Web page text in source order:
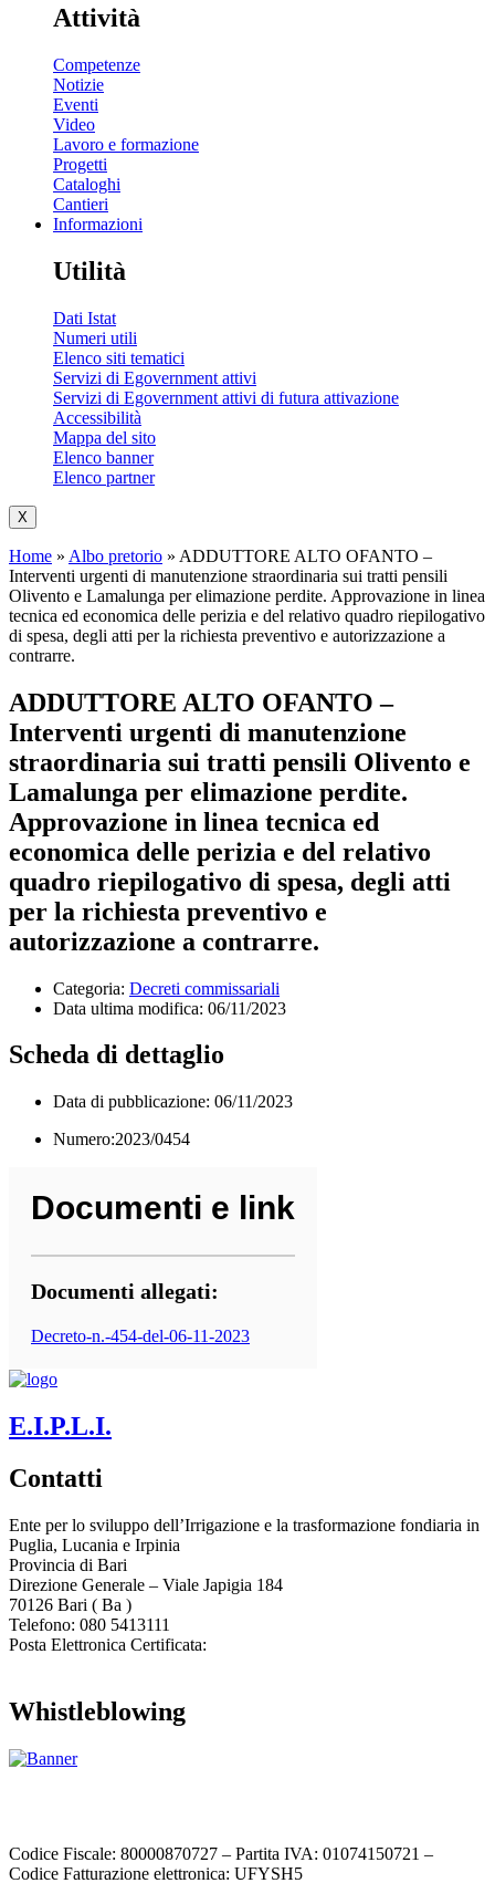
Attività
Competenze
Notizie
Eventi
Video
Lavoro e formazione
Progetti
Cataloghi
Cantieri
Informazioni
Utilità
Dati Istat
Numeri utili
Elenco siti tematici
Servizi di Egovernment attivi
Servizi di Egovernment attivi di futura attivazione
Accessibilità
Mappa del sito
Elenco banner
Elenco partner
X
Home » Albo pretorio » ADDUTTORE ALTO OFANTO –
Interventi urgenti di manutenzione straordinaria sui tratti pensili
Olivento e Lamalunga per elimazione perdite. Approvazione in linea
tecnica ed economica delle perizia e del relativo quadro riepilogativo
di spesa, degli atti per la richiesta preventivo e autorizzazione a
contrarre.
ADDUTTORE ALTO OFANTO –
Interventi urgenti di manutenzione
straordinaria sui tratti pensili Olivento e
Lamalunga per elimazione perdite.
Approvazione in linea tecnica ed
economica delle perizia e del relativo
quadro riepilogativo di spesa, degli atti
per la richiesta preventivo e
autorizzazione a contrarre.
Categoria: Decreti commissariali
Data ultima modifica: 06/11/2023
Scheda di dettaglio
Data di pubblicazione: 06/11/2023
Numero:2023/0454
Documenti e link
Documenti allegati:
Decreto-n.-454-del-06-11-2023
E.I.P.L.I.
Contatti
Ente per lo sviluppo dell’Irrigazione e la trasformazione fondiaria in
Puglia, Lucania e Irpinia
Provincia di Bari
Direzione Generale – Viale Japigia 184
70126 Bari ( Ba )
Telefono: 080 5413111
Posta Elettronica Certificata:
Whistleblowing
Codice Fiscale: 80000870727 – Partita IVA: 01074150721 –
Codice Fatturazione elettronica: UFYSH5